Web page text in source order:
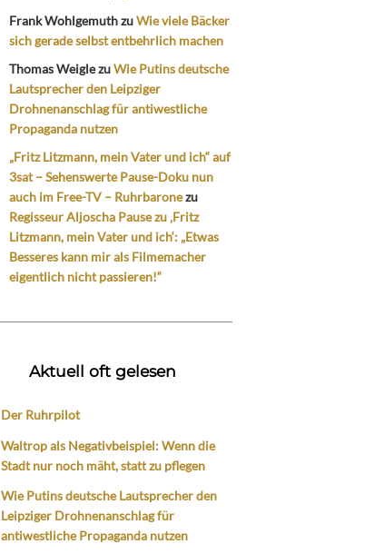
Frank WohlgemuthzuWie viele Bäcker
sich gerade selbst entbehrlich machen
Thomas WeiglezuWie Putins deutsche
Lautsprecher den Leipziger
Drohnenanschlag für antiwestliche
Propaganda nutzen
„Fritz Litzmann, mein Vater und ich“ auf
3sat – Sehenswerte Pause-Doku nun
auch im Free-TV – Ruhrbaronezu
Regisseur Aljoscha Pause zu ‚Fritz
Litzmann, mein Vater und ich‘: „Etwas
Besseres kann mir als Filmemacher
eigentlich nicht passieren!“
Aktuell oft gelesen
Der Ruhrpilot
Waltrop als Negativbeispiel: Wenn die
Stadt nur noch mäht, statt zu pflegen
Wie Putins deutsche Lautsprecher den
Leipziger Drohnenanschlag für
antiwestliche Propaganda nutzen